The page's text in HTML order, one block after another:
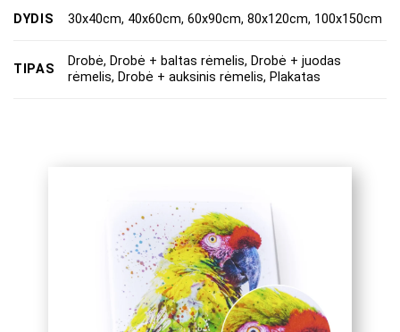
DYDIS 30x40cm, 40x60cm, 60x90cm, 80x120cm, 100x150cm
TIPAS
Drobė, Drobė + baltas rėmelis, Drobė + juodas
rėmelis, Drobė + auksinis rėmelis, Plakatas